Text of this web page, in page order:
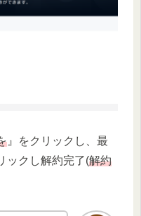
』をクリックし、最
ックし解約完了(解約